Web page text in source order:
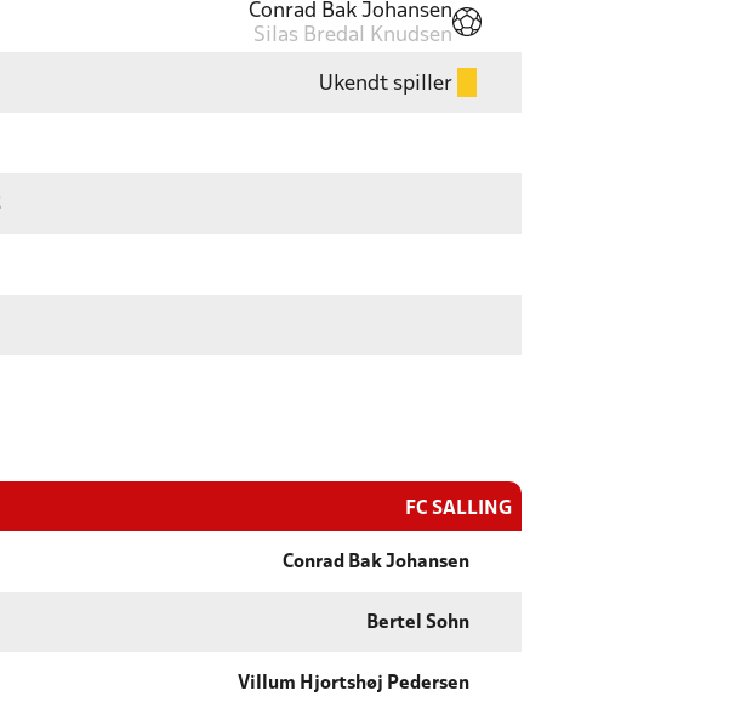
Conrad Bak Johansen
Silas Bredal Knudsen
Ukendt spiller
FC SALLING
Conrad Bak Johansen
Bertel Sohn
Villum Hjortshøj Pedersen